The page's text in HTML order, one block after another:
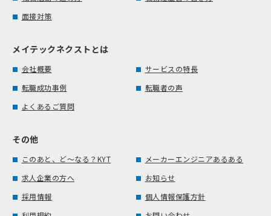
面接対策
メイテックネクストとは
会社概要
サービスの特長
転職成功事例
転職者の声
よくあるご質問
その他
このあと、ど～なる？KYT
メーカーエンジニアあるある
求人企業の方へ
お知らせ
採用情報
個人情報保護方針